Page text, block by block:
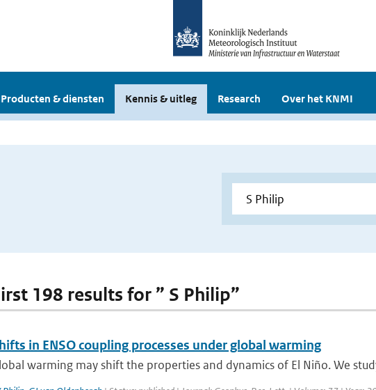
Producten & diensten Kennis & uitleg Research Over het KNMI
198 results for ” S Philip”
in ENSO coupling processes under global warming
warming may shift the properties and dynamics of El Niño. We